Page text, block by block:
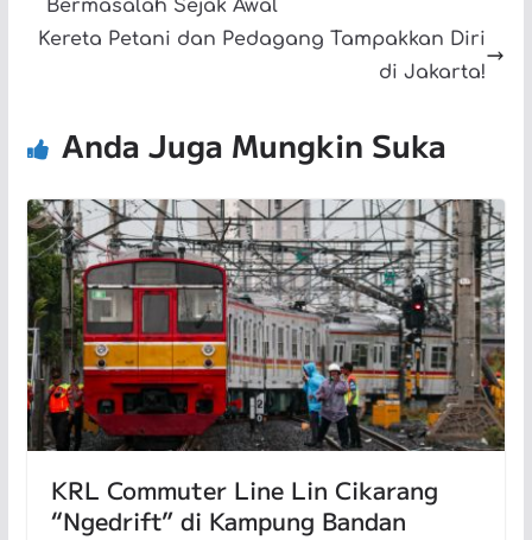
Bermasalah Sejak Awal
Kereta Petani dan Pedagang Tampakkan Diri
di Jakarta!
Anda Juga Mungkin Suka
KRL Commuter Line Lin Cikarang
“Ngedrift” di Kampung Bandan